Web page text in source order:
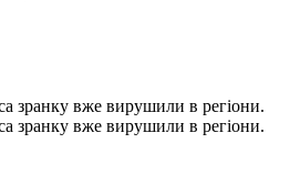
зранку вже вирушили в регіони.
зранку вже вирушили в регіони.